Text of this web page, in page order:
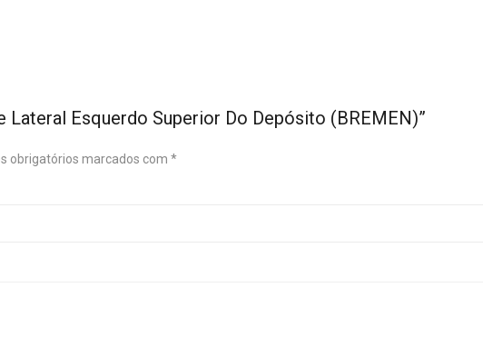
Lateral Esquerdo Superior Do Depósito (BREMEN)”
obrigatórios marcados com *